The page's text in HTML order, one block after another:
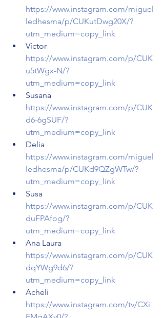
https://www.instagram.com/miguel
ledhesma/p/CUKutDwg20X/?
utm_medium=copy_link
Víctor
https://www.instagram.com/p/CUK
u5tWgx-N/?
utm_medium=copy_link
Susana
https://www.instagram.com/p/CUK
d6-6gSUF/?
utm_medium=copy_link
Delia
https://www.instagram.com/miguel
ledhesma/p/CUKd9QZgWTw/?
utm_medium=copy_link
Susa
https://www.instagram.com/p/CUK
duFPAfog/?
utm_medium=copy_link
Ana Laura
https://www.instagram.com/p/CUK
dqYWg9d6/?
utm_medium=copy_link
Acheli
https://www.instagram.com/tv/CXi_